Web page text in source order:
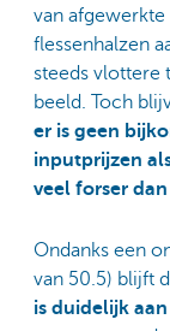
van
flessenhalzen
steeds vlottere
beeld. Toch
er is geen
inputprijzen
veel forser
Ondanks een
van 50.5) blijft
is duidelijk